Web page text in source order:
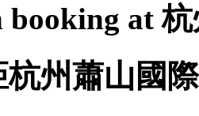
booking at
州蕭山國